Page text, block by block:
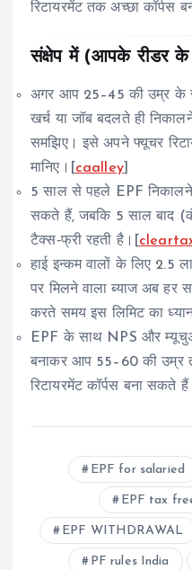
रिटायरमेंट तक अच्छा कॉर्पस
संक्षेप में (आपके रीडर
अगर आप 25–45 की उम्र के
खर्च या जॉब बदलते ही
समझिए। इसे अपने फ्यूचर
मानिए।[ caalley]
5 साल से पहले EPF
सकते हैं, जबकि 5 साल बाद
टैक्स‑फ्री रहती है।[
हाई इन्कम वालों के लिए 2.5
पर मिलने वाला ब्याज अब
करते समय इस लिमिट का
EPF के साथ NPS और
बनाकर आप 55–60 की उम्र
रिटायरमेंट कॉर्पस बना सकते
EPF for salaried
EPF tax
EPF WITHDRAWAL
PF rules India